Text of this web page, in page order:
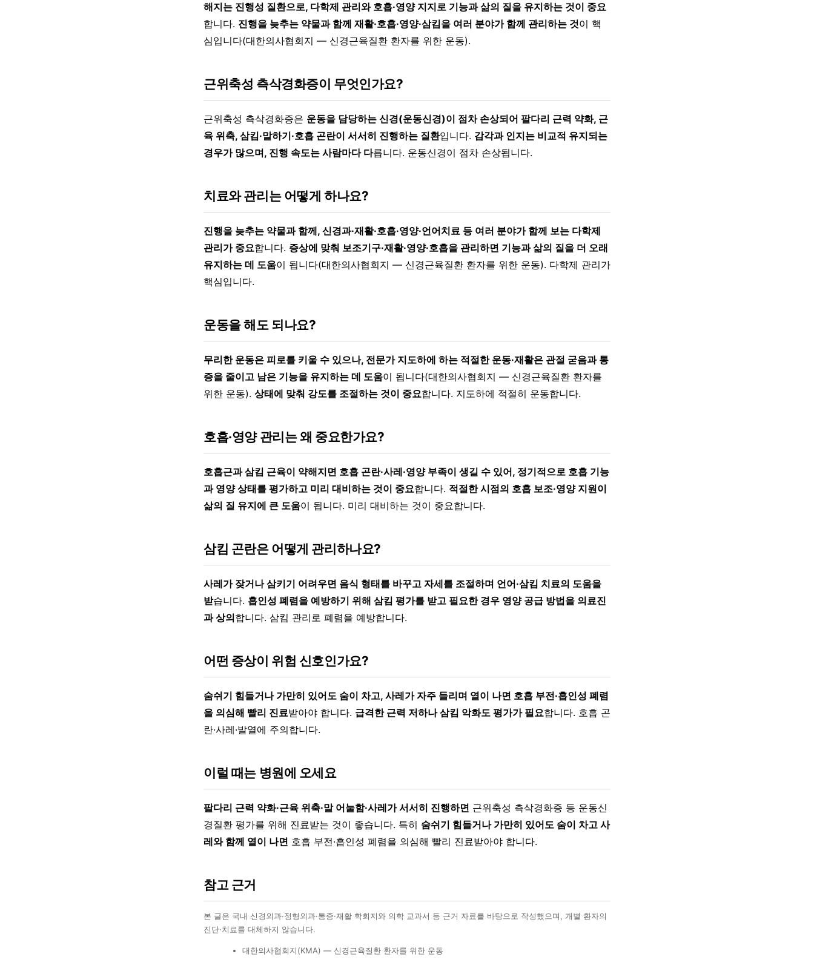
해지는 진행성 질환으로, 다학제 관리와 호흡·영양 지지로 기능과 삶의 질을 유지하는 것이 중요
합니다. 진행을 늦추는 약물과 함께 재활·호흡·영양·삼킴을 여러 분야가 함께 관리하는 것이 핵
심입니다(대한의사협회지 — 신경근육질환 환자를 위한 운동).
근위축성 측삭경화증이 무엇인가요?
근위축성 측삭경화증은 운동을 담당하는 신경(운동신경)이 점차 손상되어 팔다리 근력 약화, 근
육 위축, 삼킴·말하기·호흡 곤란이 서서히 진행하는 질환입니다. 감각과 인지는 비교적 유지되는
경우가 많으며, 진행 속도는 사람마다 다릅니다. 운동신경이 점차 손상됩니다.
치료와 관리는 어떻게 하나요?
진행을 늦추는 약물과 함께, 신경과·재활·호흡·영양·언어치료 등 여러 분야가 함께 보는 다학제
관리가 중요합니다. 증상에 맞춰 보조기구·재활·영양·호흡을 관리하면 기능과 삶의 질을 더 오래
유지하는 데 도움이 됩니다(대한의사협회지 — 신경근육질환 환자를 위한 운동). 다학제 관리가
핵심입니다.
운동을 해도 되나요?
무리한 운동은 피로를 키울 수 있으나, 전문가 지도하에 하는 적절한 운동·재활은 관절 굳음과 통
증을 줄이고 남은 기능을 유지하는 데 도움이 됩니다(대한의사협회지 — 신경근육질환 환자를
위한 운동). 상태에 맞춰 강도를 조절하는 것이 중요합니다. 지도하에 적절히 운동합니다.
호흡·영양 관리는 왜 중요한가요?
호흡근과 삼킴 근육이 약해지면 호흡 곤란·사레·영양 부족이 생길 수 있어, 정기적으로 호흡 기능
과 영양 상태를 평가하고 미리 대비하는 것이 중요합니다. 적절한 시점의 호흡 보조·영양 지원이
삶의 질 유지에 큰 도움이 됩니다. 미리 대비하는 것이 중요합니다.
삼킴 곤란은 어떻게 관리하나요?
사레가 잦거나 삼키기 어려우면 음식 형태를 바꾸고 자세를 조절하며 언어·삼킴 치료의 도움을
받습니다. 흡인성 폐렴을 예방하기 위해 삼킴 평가를 받고 필요한 경우 영양 공급 방법을 의료진
과 상의합니다. 삼킴 관리로 폐렴을 예방합니다.
어떤 증상이 위험 신호인가요?
숨쉬기 힘들거나 가만히 있어도 숨이 차고, 사레가 자주 들리며 열이 나면 호흡 부전·흡인성 폐렴
을 의심해 빨리 진료받아야 합니다. 급격한 근력 저하나 삼킴 악화도 평가가 필요합니다. 호흡 곤
란·사레·발열에 주의합니다.
이럴 때는 병원에 오세요
팔다리 근력 약화·근육 위축·말 어눌함·사레가 서서히 진행하면 근위축성 측삭경화증 등 운동신
경질환 평가를 위해 진료받는 것이 좋습니다. 특히 숨쉬기 힘들거나 가만히 있어도 숨이 차고 사
레와 함께 열이 나면 호흡 부전·흡인성 폐렴을 의심해 빨리 진료받아야 합니다.
참고 근거
본 글은 국내 신경외과·정형외과·통증·재활 학회지와 의학 교과서 등 근거 자료를 바탕으로 작성했으며, 개별 환자의
진단·치료를 대체하지 않습니다.
대한의사협회지(KMA) — 신경근육질환 환자를 위한 운동